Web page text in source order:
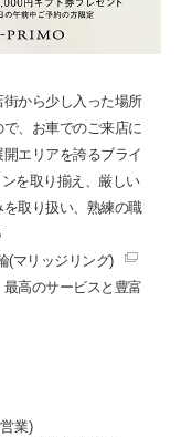
から少し入った場所
、お車でのご来店に
エリアを誇るブライ
を取り揃え、厳しい
取り扱い、熟練の職
(マリッジリング)
高のサービスと豊富
業)